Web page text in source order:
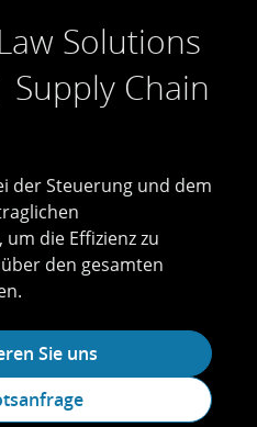
Solutions
Chain
der Steuerung und dem
die Effizienz zu
den gesamten
Sie uns